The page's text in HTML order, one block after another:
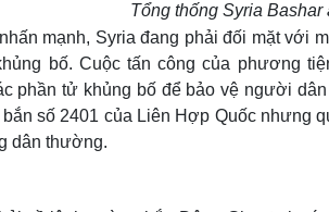
Tổng thống Syria
mạnh, Syria đang phải đối mặt với
bố. Cuộc tấn công của phương
phần tử khủng bố để bảo vệ người
bắn số 2401 của Liên Hợp Quốc nhưng
dân thường.